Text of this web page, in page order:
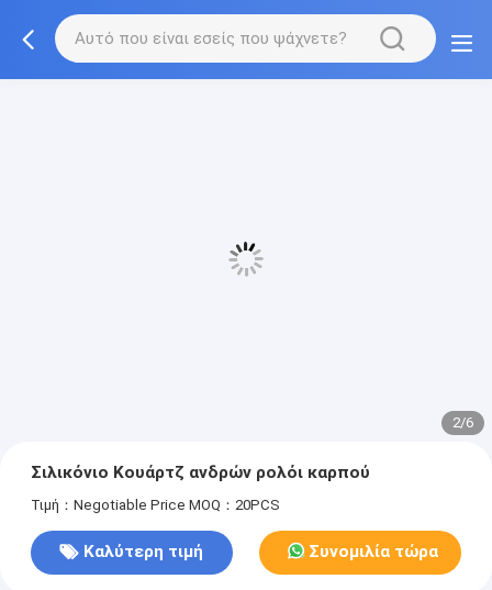
2/6
Σιλικόνιο Κουάρτζ ανδρών ρολόι καρπού
Τιμή：Negotiable Price MOQ：20PCS
Καλύτερη τιμή Συνομιλία τώρα